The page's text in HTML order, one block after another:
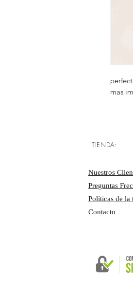
mas
TIENDA:
Nuestros
Preguntas
Políticas de la
Contacto